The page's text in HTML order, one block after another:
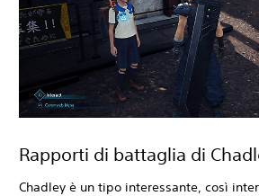
Rapporti di battaglia di
Chadley è un tipo interessante, così